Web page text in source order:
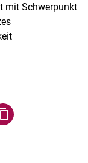
mit Schwerpunkt
teilen
über Facebook